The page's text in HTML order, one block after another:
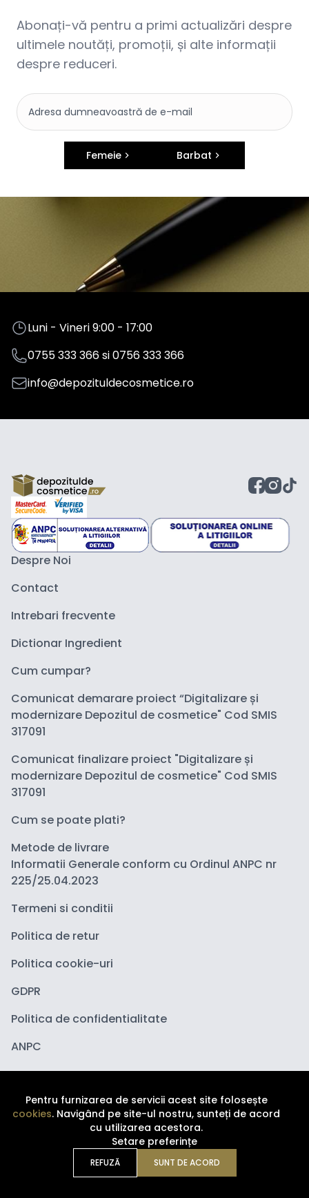
Abonați-vă pentru a primi actualizări despre
ultimele noutăți, promoții, și alte informații
despre reduceri.
Femeie Barbat
Luni - Vineri 9:00 - 17:00
0755 333 366si0756 333 366
info@depozituldecosmetice.ro
Despre Noi
Contact
Intrebari frecvente
Dictionar Ingredient
Cum cumpar?
Comunicat demarare proiect “Digitalizare și
modernizare Depozitul de cosmetice" Cod SMIS
317091
Comunicat finalizare proiect "Digitalizare și
modernizare Depozitul de cosmetice" Cod SMIS
317091
Cum se poate plati?
Metode de livrare
Informatii Generale conform cu Ordinul ANPC nr
225/25.04.2023
Termeni si conditii
Politica de retur
Politica cookie-uri
GDPR
Politica de confidentialitate
ANPC
Copyright ©2026Depozituldecosmetice.ro. Toate
drepturile sunt rezervate.
Pentru furnizarea de servicii acest site folosește
cookies. Navigând pe site-ul nostru, sunteți de acord
cu utilizarea acestora.
Setare preferințe
REFUZĂ SUNT DE ACORD